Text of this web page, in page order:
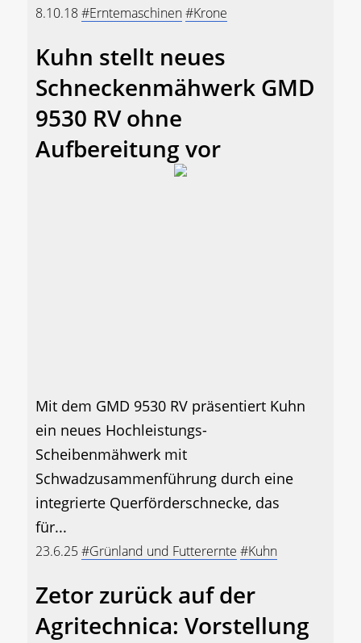
8.10.18#Erntemaschinen#Krone
Kuhn stellt neues
Schneckenmähwerk GMD
9530 RV ohne
Aufbereitung vor
Mit dem GMD 9530 RV präsentiert Kuhn
ein neues Hochleistungs-
Scheibenmähwerk mit
Schwadzusammenführung durch eine
integrierte Querförderschnecke, das
für...
23.6.25#Grünland und Futterernte #Kuhn
Zetor zurück auf der
Agritechnica: Vorstellung